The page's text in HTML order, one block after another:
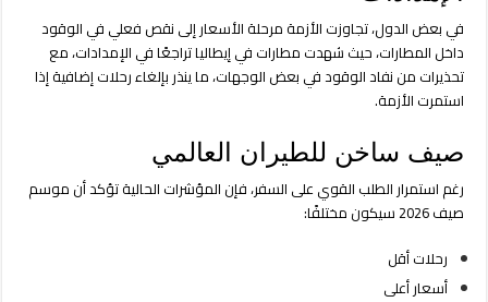
في بعض الدول، تجاوزت الأزمة مرحلة الأسعار إلى نقص فعلي في الوقود
داخل المطارات، حيث شهدت مطارات في إيطاليا تراجعًا في الإمدادات، مع
تحذيرات من نفاد الوقود في بعض الوجهات، ما ينذر بإلغاء رحلات إضافية إذا
استمرت الأزمة.
صيف ساخن للطيران العالمي
رغم استمرار الطلب القوي على السفر، فإن المؤشرات الحالية تؤكد أن موسم
صيف 2026 سيكون مختلفًا:
رحلات أقل
أسعار أعلى